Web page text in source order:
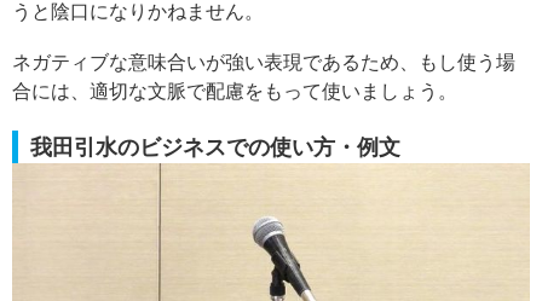
うと陰口になりかねません。
ネガティブな意味合いが強い表現であるため、もし使う場
合には、適切な文脈で配慮をもって使いましょう。
我田引水のビジネスでの使い方・例文